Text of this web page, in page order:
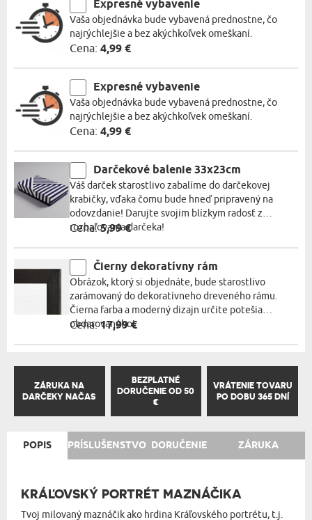
Expresné vybavenie
Vaša objednávka bude vybavená prednostne, čo
najrýchlejšie a bez akýchkoľvek omeškaní.
Cena: 4,99 €
Expresné vybavenie
Vaša objednávka bude vybavená prednostne, čo
najrýchlejšie a bez akýchkoľvek omeškaní.
Cena: 4,99 €
Darčekové balenie 33x23cm
Váš darček starostlivo zabalíme do darčekovej
krabičky, vďaka čomu bude hneď pripravený na
odovzdanie! Darujte svojim blízkym radosť z
rozbaľovania darčeka!
Cena:5,99 €
Čierny dekoratívny rám
Obrázok, ktorý si objednáte, bude starostlivo
zarámovaný do dekoratívneho dreveného rámu.
Čierna farba a moderný dizajn určite potešia
obdarovaného!
Cena:17,99 €
ZÁRUKA NA
DARČEKY NAČAS
BEZPLATNÉ
DORUČENIE OD 50
€
VRÁTENIE TOVARU
PO DOBU 365 DNÍ
POPIS PRÍSLUŠENSTVO DORUČENIE ZÁRUKA
KRÁĽOVSKÝ PORTRÉT MAZNÁČIKA
Tvoj milovaný maznáčik ako hrdina Kráľovského portrétu, t.j.